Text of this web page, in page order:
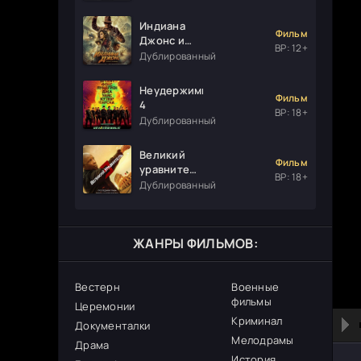
Индиана
Джонс и
колесо
Дублированный
Фильм
ВР: 12+
Неудержимые
4
Дублированный
Фильм
ВР: 18+
Великий
уравнитель
3
Дублированный
Фильм
ВР: 18+
ЖАНРЫ ФИЛЬМОВ:
Вестерн
Церемонии
Документалки
Драма
Военные
фильмы
Криминал
Мелодрамы